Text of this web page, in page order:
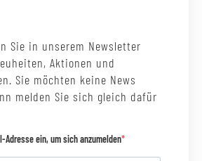
Sie in unserem Newsletter
Aktionen und
Sie möchten keine News
melden Sie sich gleich dafür
Adresse ein, um sich anzumelden